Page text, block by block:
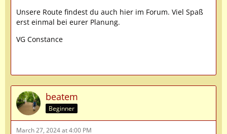
Unsere Route findest du auch hier im Forum. Viel Spaß
erst einmal bei eurer Planung.
VG Constance
beatem
Beginner
March 27, 2024 at 4:00 PM